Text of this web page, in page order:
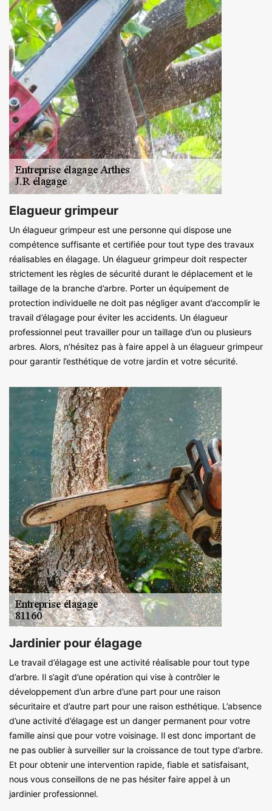
Elagueur grimpeur
Un élagueur grimpeur est une personne qui dispose une
compétence suffisante et certifiée pour tout type des travaux
réalisables en élagage. Un élagueur grimpeur doit respecter
strictement les règles de sécurité durant le déplacement et le
taillage de la branche d’arbre. Porter un équipement de
protection individuelle ne doit pas négliger avant d’accomplir le
travail d’élagage pour éviter les accidents. Un élagueur
professionnel peut travailler pour un taillage d’un ou plusieurs
arbres. Alors, n’hésitez pas à faire appel à un élagueur grimpeur
pour garantir l’esthétique de votre jardin et votre sécurité.
Jardinier pour élagage
Le travail d’élagage est une activité réalisable pour tout type
d’arbre. Il s’agit d’une opération qui vise à contrôler le
développement d’un arbre d’une part pour une raison
sécuritaire et d’autre part pour une raison esthétique. L’absence
d’une activité d’élagage est un danger permanent pour votre
famille ainsi que pour votre voisinage. Il est donc important de
ne pas oublier à surveiller sur la croissance de tout type d’arbre.
Et pour obtenir une intervention rapide, fiable et satisfaisant,
nous vous conseillons de ne pas hésiter faire appel à un
jardinier professionnel.